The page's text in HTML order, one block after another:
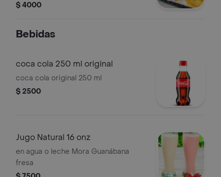
$ 4000
Bebidas
coca cola 250 ml original
coca cola original 250 ml
$ 2500
Jugo Natural 16 onz
en agua o leche Mora Guanábana
fresa